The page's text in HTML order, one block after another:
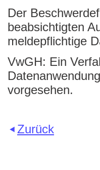
Der
beabsichtigten
meldepflichtige
VwGH: Ein
vorgesehen.
Zurück